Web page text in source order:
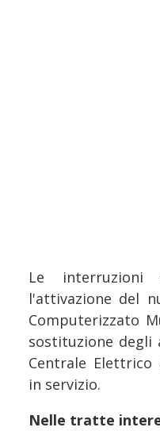
Le interruzioni
l'attivazione del
Computerizzato
sostituzione degli
Centrale
in servizio.
Nelle tratte